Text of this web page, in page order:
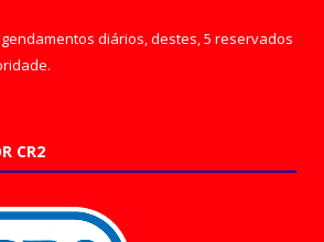
diários, destes, 5 reservados
CR2